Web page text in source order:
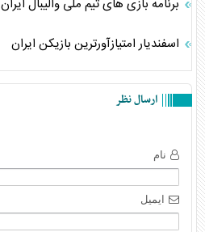
برنامه بازی های تیم ملی والیبال ایران
اسفندیار امتیازآورترین بازیکن ایران
ارسال نظر
نام
ایمیل